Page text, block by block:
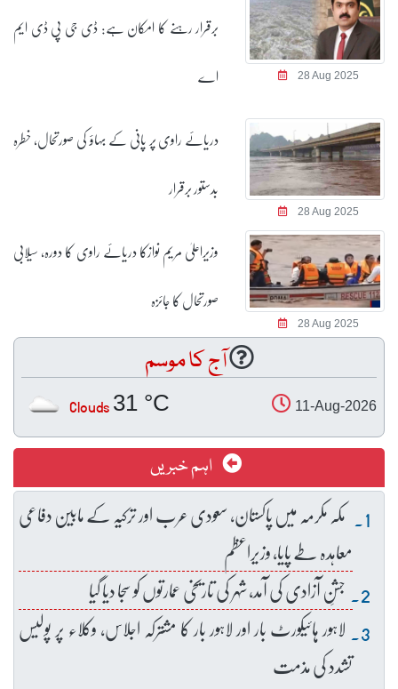
28 Aug 2025
برقرار رہنے کا امکان ہے: ڈی جی پی ڈی ایم
اے
28 Aug 2025
دریائے راوی پر پانی کے بہاؤ کی صورتحال، خطرہ
بدستور برقرار
28 Aug 2025
وزیراعلیٰ مریم نوازکا دریائے راوی کا دورہ، سیلابی
صورتحال کا جائزہ
آج کا موسم
11-Aug-2026
31 °C
Clouds
اہم خبریں
مکہ مکرمہ میں پاکستان، سعودی عرب اور ترکیہ کے مابین دفاعی
معاہدہ طے پایا، وزیراعظم
جشنِ آزادی کی آمد، شہر کی تاریخی عمارتوں کو سجا دیا گیا
لاہور ہائیکورٹ بار اور لاہور بار کا مشترکہ اجلاس، وکلاء پر پولیس
تشدد کی مذمت